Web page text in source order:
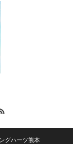
グハーツ熊本